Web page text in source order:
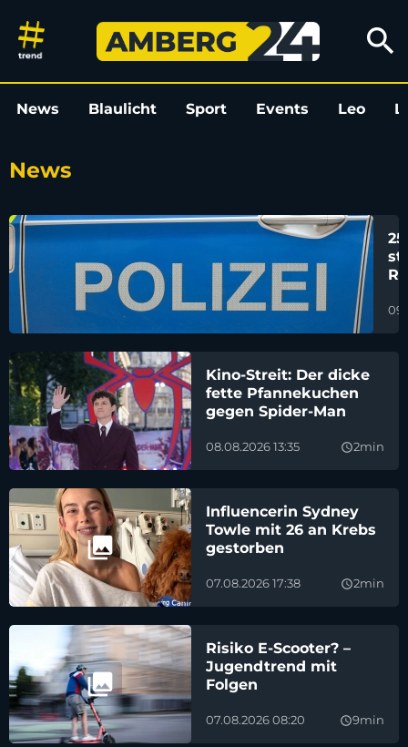
News um Amberg und die
search
News Blaulicht Sport Events Leo
News
Kino-Streit: Der dicke
fette Pfannekuchen
gegen Spider-Man
08.08.2026 13:35 query_builder2min
Influencerin Sydney
Towle mit 26 an Krebs
gestorben
07.08.2026 17:38 query_builder2min
Risiko E-Scooter? –
Jugendtrend mit
Folgen
07.08.2026 08:20 query_builder9min